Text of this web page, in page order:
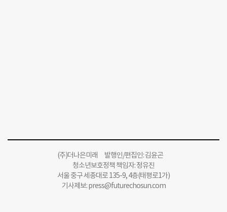
(주)더나은미래 발행인/편집인: 김윤곤
청소년보호정책 책임자: 정유진
서울 중구 세종대로 135-9, 4층(태평로1가)
기사제보:press@futurechosun.com